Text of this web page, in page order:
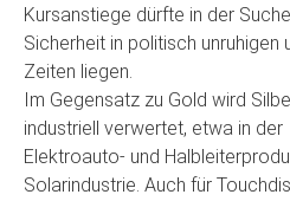
Kursanstiege dürfte in der
Sicherheit in politisch
Zeiten liegen.
Im Gegensatz zu Gold wird
industriell verwertet, etwa in der
Elektroauto- und
Solarindustrie. Auch für